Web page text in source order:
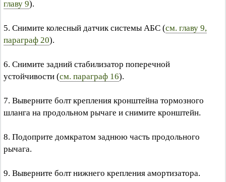
главу 9).
5. Снимите колесный датчик системы АБС (см. главу 9,
параграф 20).
6. Снимите задний стабилизатор поперечной
устойчивости (см. параграф 16).
7. Выверните болт крепления кронштейна тормозного
шланга на продольном рычаге и снимите кронштейн.
8. Подоприте домкратом заднюю часть продольного
рычага.
9. Выверните болт нижнего крепления амортизатора.